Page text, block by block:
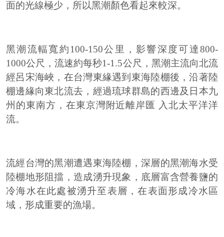
面的光線極少，所以黑潮顏色看起來較深。
黑潮流輻寬約100-150公里，影響深度可達800-
1000公尺，流速約每秒1-1.5公尺，黑潮主流向北流
經呂宋海峽，在台灣東緣遇到東海陸棚後，沿著陸
棚邊緣向東北流去，經過琉球群島的西邊及日本九
州的東南方，在東京灣附近離岸匯 入北太平洋洋
流。
流經台灣的黑潮遭遇東海陸棚，深層的黑潮海水受
陸棚地形阻擋，造成湧升現象，底層富含營養鹽的
冷海水在此處被湧升至表層，在表面形成冷水區
域，形成重要的漁場。